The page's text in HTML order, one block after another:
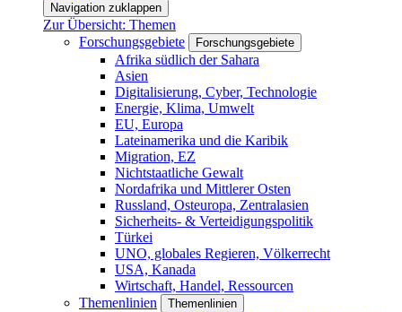
Navigation zuklappen
Zur Übersicht: Themen
Forschungsgebiete
Forschungsgebiete
Afrika südlich der Sahara
Asien
Digitalisierung, Cyber, Technologie
Energie, Klima, Umwelt
EU, Europa
Lateinamerika und die Karibik
Migration, EZ
Nichtstaatliche Gewalt
Nordafrika und Mittlerer Osten
Russland, Osteuropa, Zentralasien
Sicherheits- & Verteidigungspolitik
Türkei
UNO, globales Regieren, Völkerrecht
USA, Kanada
Wirtschaft, Handel, Ressourcen
Themenlinien
Themenlinien